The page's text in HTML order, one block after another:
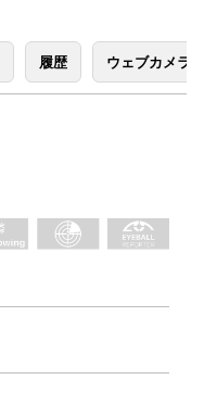
履歴 ウェブカメラ